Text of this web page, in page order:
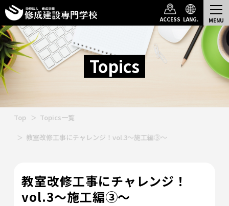
ACCESS LANG.
Topics
Top Topics一覧
教室改修工事にチャレンジ！vol.3～施工編③～
教室改修工事にチャレンジ！
vol.3～施工編③～